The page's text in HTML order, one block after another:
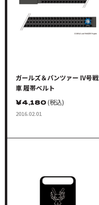
ガールズ＆パンツァー IV号戦
車 履帯ベルト
￥4,180(税込)
2016.02.01